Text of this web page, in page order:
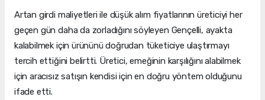
Artan girdi maliyetleri ile düşük alım fiyatlarının üreticiyi her
geçen gün daha da zorladığını söyleyen Gençelli, ayakta
kalabilmek için ürününü doğrudan tüketiciye ulaştırmayı
tercih ettiğini belirtti. Üretici, emeğinin karşılığını alabilmek
için aracısız satışın kendisi için en doğru yöntem olduğunu
ifade etti.